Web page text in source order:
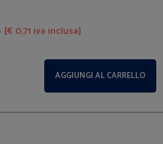
0,71 iva inclusa]
AGGIUNGI AL CARRELLO